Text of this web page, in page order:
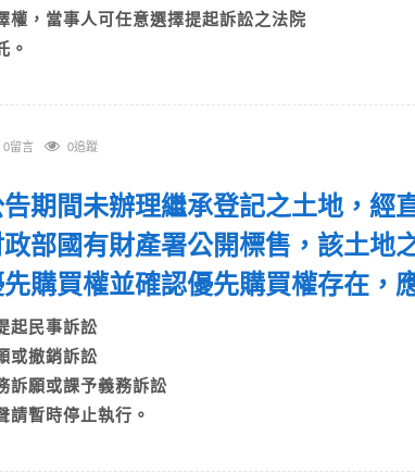
權，當事人可任意選擇提起訴訟之法院
。
0留言 0追蹤
期間未辦理繼承登記之土地，經
部國有財產署公開標售，該土地
購買權並確認優先購買權存在，
起民事訴訟
或撤銷訴訟
訴願或課予義務訴訟
請暫時停止執行。